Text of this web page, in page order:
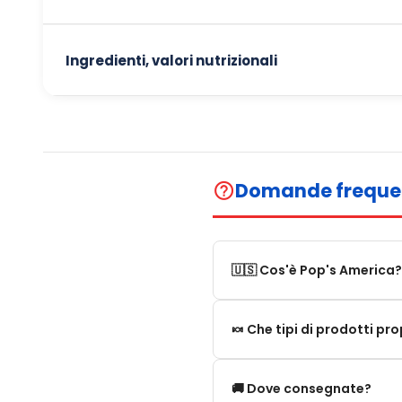
Ingredienti, valori nutrizionali
help_outlineDomande
🇺🇸 Cos'è Pop's America?
Pop's America è un
🍬 Che tipi di prodotti
Proponiamo in particolare:
🚚 Dove consegnate?